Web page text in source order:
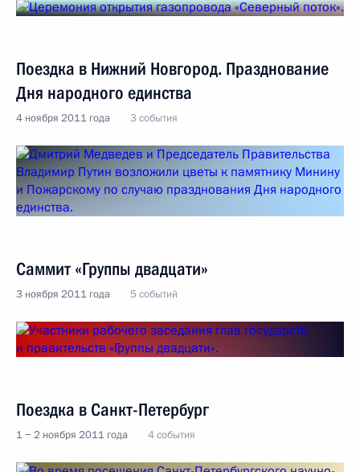
Поездка в Нижний Новгород. Празднование
Дня народного единства
4 ноября 2011 года 3 события
Саммит «Группы двадцати»
3 ноября 2011 года 5 событий
Поездка в Санкт-Петербург
1 − 2 ноября 2011 года 4 события